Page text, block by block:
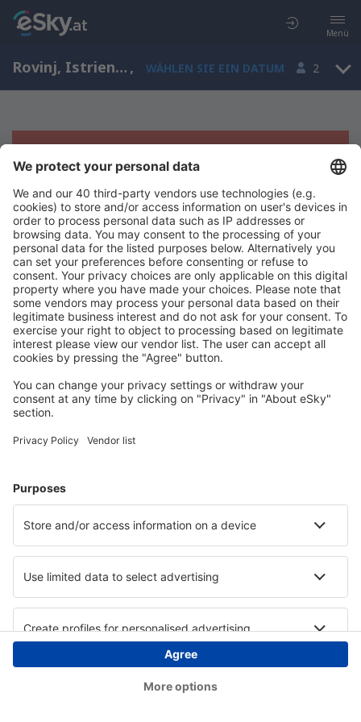
Menü
Rovinj, Istrien, Kroatien , WÄHLEN SIE EIN DATUM 2
Es tut uns leid, wir können keine
Ergebnisse aufzeigen
Bitte starten Sie Ihre Suche erneut mit anderen Suchkriterien.
Copyright © eSky.at. Alle Rechte vorbehalten.